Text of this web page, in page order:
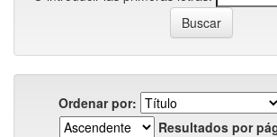
Ordenar por:
Resultados por